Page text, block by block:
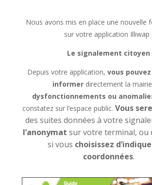
Nous avons mis en place une nouvelle
sur votre application Illiwap :
Le signalement citoyen
Depuis votre application,vous
informerdirectement la
dysfonctionnements ou
constatez sur l’espace public.Vous
des suites données à votre
l’anonymat sur votre terminal, ou
si vous choisissez
coordonnées.